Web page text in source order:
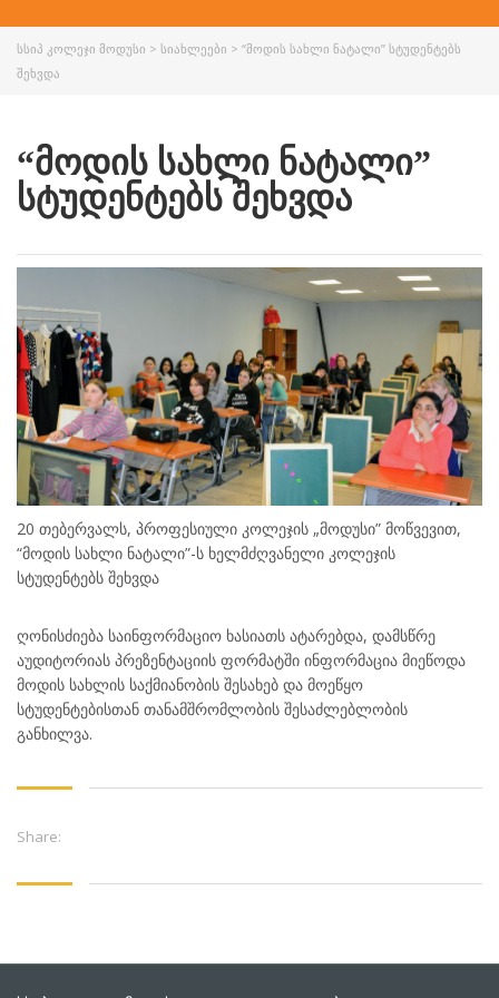
ᲡᲡᲘᲞ ᲙᲝᲚᲔᲯᲘ ᲛᲝᲓᲣᲡᲘ > ᲡᲘᲐᲮᲚᲔᲔᲑᲘ > “ᲛᲝᲓᲘᲡ ᲡᲐᲮᲚᲘ ᲜᲐᲢᲐᲚᲘ” ᲡᲢᲣᲓᲔᲜᲢᲔᲑᲡ
ᲨᲔᲮᲕᲓᲐ
“ᲛᲝᲓᲘᲡ ᲡᲐᲮᲚᲘ ᲜᲐᲢᲐᲚᲘ”
ᲡᲢᲣᲓᲔᲜᲢᲔᲑᲡ ᲨᲔᲮᲕᲓᲐ
20 თებერვალს, პროფესიული კოლეჯის „მოდუსი” მოწვევით,
“მოდის სახლი ნატალი”-ს ხელმძღვანელი კოლეჯის
სტუდენტებს შეხვდა
ღონისძიება საინფორმაციო ხასიათს ატარებდა, დამსწრე
აუდიტორიას პრეზენტაციის ფორმატში ინფორმაცია მიეწოდა
მოდის სახლის საქმიანობის შესახებ და მოეწყო
სტუდენტებისთან თანამშრომლობის შესაძლებლობის
განხილვა.
Share: